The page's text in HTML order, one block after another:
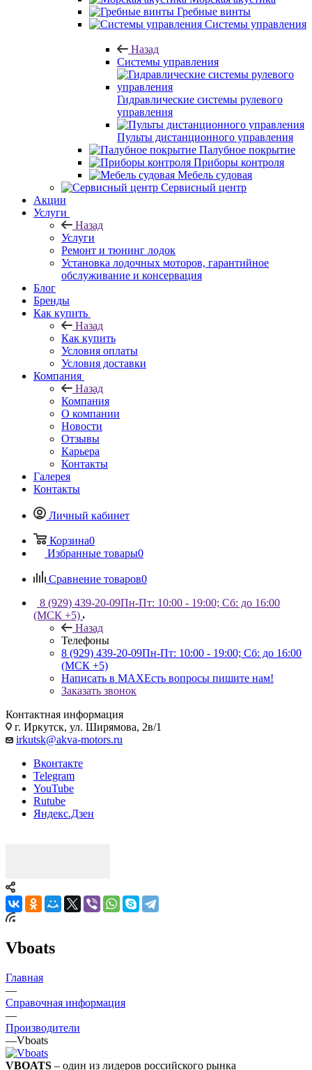
Гребные винты
Системы управления
Назад
Системы управления
Гидравлические системы рулевого
управления
Пульты дистанционного управления
Палубное покрытие
Приборы контроля
Мебель судовая
Сервисный центр
Акции
Услуги
Назад
Услуги
Ремонт и тюнинг лодок
Установка лодочных моторов, гарантийное
обслуживание и консервация
Блог
Бренды
Как купить
Назад
Как купить
Условия оплаты
Условия доставки
Компания
Назад
Компания
О компании
Новости
Отзывы
Карьера
Контакты
Галерея
Контакты
Личный кабинет
Корзина0
Избранные товары0
Сравнение товаров0
8 (929) 439-20-09Пн-Пт: 10:00 - 19:00; Сб: до 16:00
(МСК +5)
Назад
Телефоны
8 (929) 439-20-09Пн-Пт: 10:00 - 19:00; Сб: до 16:00
(МСК +5)
Написать в MAXЕсть вопросы пишите нам!
Заказать звонок
Контактная информация
г. Иркутск, ул. Ширямова, 2в/1
irkutsk@akva-motors.ru
Вконтакте
Telegram
YouTube
Rutube
Яндекс.Дзен
Vboats
Главная
—
Справочная информация
—
Производители
—Vboats
VBOATS – один из лидеров российского рынка